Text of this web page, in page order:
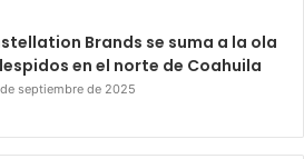
Brands se suma a la ola
en el norte de Coahuila
septiembre de 2025